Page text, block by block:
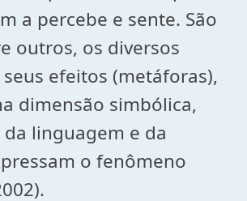
a percebe e sente. São
outros, os diversos
efeitos (metáforas),
dimensão simbólica,
linguagem e da
o fenômeno